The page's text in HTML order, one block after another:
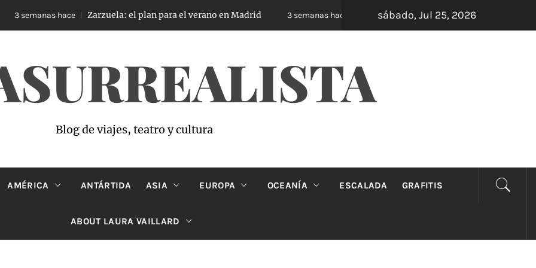
3 semanas hace Zarzuela: el plan para el verano en Madrid 3 semanas hace Oveja Negra: el unipersonal que se ríe de los
sábado, Jul 25, 2026
Blog de viajes, teatro y cultura
AMÉRICA ANTÁRTIDA ASIA EUROPA OCEANÍA ESCALADA GRAFITIS
ABOUT LAURA VAILLARD